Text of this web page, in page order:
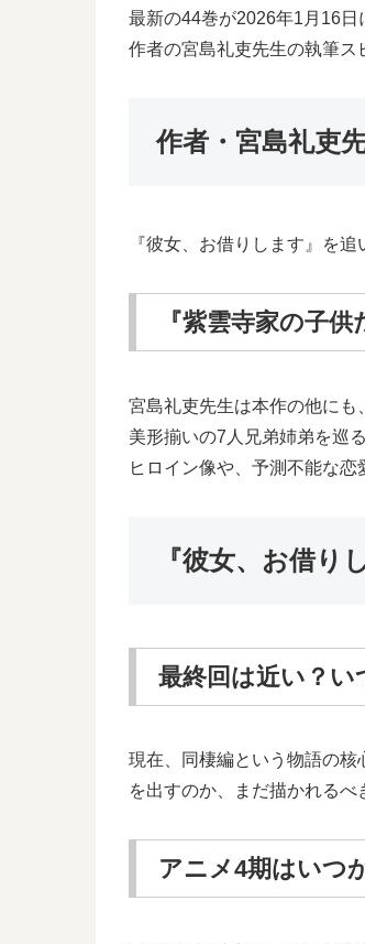
最新の44巻が2026年1月16
作者の宮島礼吏先生の執筆ス
作者・宮島礼吏
『彼女、お借りします』を
『紫雲寺家の子
宮島礼吏先生は本作の他にも、
美形揃いの7人兄弟姉弟を巡
ヒロイン像や、予測不能な恋
『彼女、お借り
最終回は近い？い
現在、同棲編という物語の核
を出すのか、まだ描かれるべ
アニメ4期はいつ